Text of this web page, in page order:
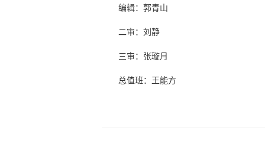
编辑：郭青山
二审：刘静
三审：张璇月
总值班：王能方